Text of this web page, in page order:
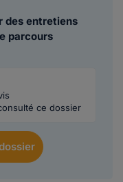
des entretiens
parcours
ce dossier